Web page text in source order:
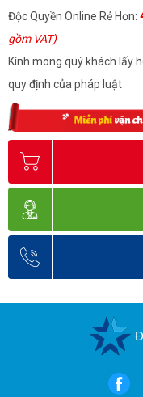
Hiệu năng ấn tượng
Hiệu quả vận hành
là điều không phải thiết
Độc Quyền Online Rẻ Hơn:
gồm VAT)
Kính mong quý khách lấy
quy định của pháp luật